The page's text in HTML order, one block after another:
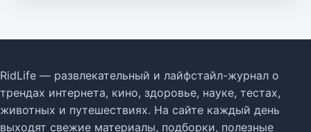
RidLife — развлекательный и лайфстайл-журнал о
трендах интернета, кино, здоровье, науке, тестах,
животных и путешествиях. На сайте каждый день
выходят свежие материалы, подборки, полезные